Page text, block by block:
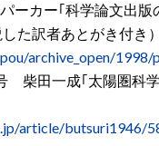
ーカー｢科学論文出
た訳者あとがき付き
archive_open/
柴田一成｢太陽圏科
article/butsuri1946/